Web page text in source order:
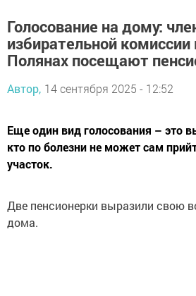
Голосование на дому:
избирательной
Полянах посещают
Автор, 14 сентября 2025 - 12:52
Еще один вид голосования – это
кто по болезни не может сам
участок.
Две пенсионерки выразили свою
дома.